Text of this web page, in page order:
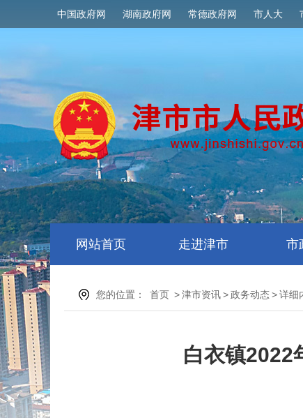
中国政府网 湖南政府网 常德政府网 市人大
网站首页 走进津市 市
您的位置： 首页 >津市资讯>政务动态>详细
白衣镇2022